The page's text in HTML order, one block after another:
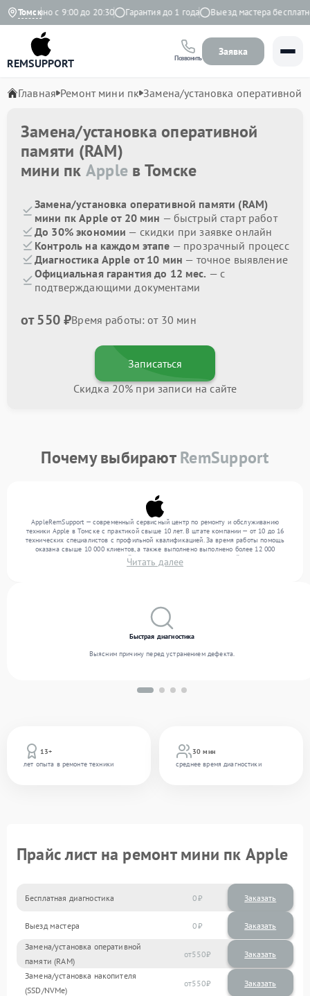
Томскс 9:00 до 20:30 Гарантия до 1 года Выезд мастера бесплатно
REMSUPPORT Позвонить
Заявка
Главная Ремонт мини пк Замена/установка оперативной
Замена/установка оперативной
памяти (RAM)
мини пк Apple в Томске
Замена/установка оперативной памяти (RAM)
мини пк Apple от 20 мин — быстрый старт работ
До 30% экономии — скидки при заявке онлайн
Контроль на каждом этапе — прозрачный процесс
Диагностика Apple от 10 мин — точное выявление
Официальная гарантия до 12 мес. — с
подтверждающими документами
от 550 ₽Время работы: от 30 мин
Записаться
Скидка 20% при записи на сайте
Почему выбираютRemSupport
AppleRemSupport — современный сервисный центр по ремонту и обслуживанию
техники Apple в Томске с практикой свыше 10 лет. В штате компании — от 10 до 16
технических специалистов с профильной квалификацией. За время работы помощь
оказана свыше 10 000 клиентов, а также выполнено выполнено более 12 000
ремонтов. Ежемесячно в сервисный центр поступает более 300 устройств, включая , , .
Мы выполняем ремонт различного уровня сложности и предлагаем стабильный
Читать далее
13+
лет опыта в ремонте техники
30 мин
среднее время диагностики
Быстрая диагностика
Выясним причину перед устранением дефекта.
Прайс лист на ремонт мини пк Apple
Бесплатная диагностика 0 Заказать
Выезд мастера 0 Заказать
Замена/установка оперативной
памяти (RAM)
550
Замена/установка накопителя
(SSD/NVMe)
550